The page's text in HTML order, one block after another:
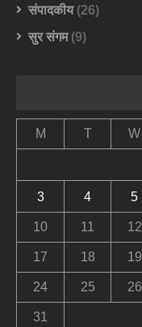
संपादकीय(26)
सुर संगम(9)
M T W
3 4 5
10 11 12
17 18 19
24 25 26
31